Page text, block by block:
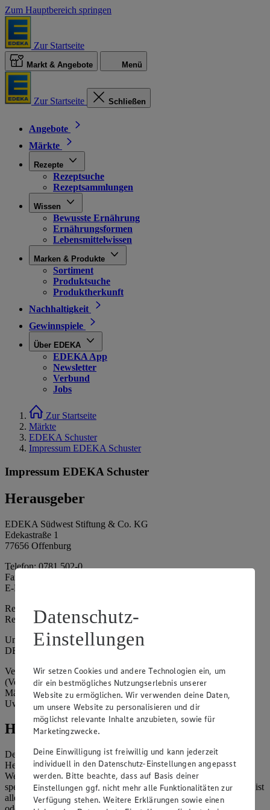
Zum Hauptbereich springen
Zur Startseite
Markt & Angebote Menü
Zur Startseite Schließen
Angebote
Märkte
Rezepte
Rezeptsuche
Rezeptsammlungen
Wissen
Bewusste Ernährung
Ernährungsformen
Lebensmittelwissen
Marken & Produkte
Sortiment
Produktsuche
Produktherkunft
Nachhaltigkeit
Gewinnspiele
Über EDEKA
EDEKA App
Newsletter
Verbund
Jobs
Zur Startseite
Märkte
EDEKA Schuster
Impressum EDEKA Schuster
Impressum EDEKA Schuster
Herausgeber
EDEKA Südwest Stiftung & Co. KG
Edekastraße 1
77656 Offenburg
Telefon: 0781 502-0
Fax: 0781 502-6180
E-Mail: kundenservice@edeka-suedwest.de
Registergericht: Amtsgericht Freiburg i.B.
Registernummer: HRA 707629
Umsatzsteuer-Identifikationsnummer gem. § 27a UStG:
DE815916131
Vertretungsberechtigte: Rainer Huber (Sprecher)
(Vorstandsmitglied), Klaus Fickert (Vorstandsmitglied), Jürgen
Mäder (Vorstandsmitglied), Patrick Mogck (Vorstandsmitglied),
Uwe Kohler
Hinweise
Der Inhalt dieser Website ist urheberrechtlich geschützt. Der
Herausgeber gewährt Ihnen jedoch das Recht, den auf dieser
Website bereitgestellten Text ganz oder ausschnittsweise zu
speichern und zu vervielfältigen. Aus Gründen des Urheberrechts ist
allerdings die Speicherung und Vervielfältigung von Bildmaterial
Datenschutz-
Einstellungen
Wir setzen Cookies und andere Technologien ein, um
dir ein bestmögliches Nutzungserlebnis unserer
Website zu ermöglichen. Wir verwenden deine Daten,
um unsere Website zu personalisieren und dir
möglichst relevante Inhalte anzubieten, sowie für
Marketingzwecke.
Deine Einwilligung ist freiwillig und kann jederzeit
individuell in den Datenschutz-Einstellungen angepasst
werden. Bitte beachte, dass auf Basis deiner
Einstellungen ggf. nicht mehr alle Funktionalitäten zur
Verfügung stehen. Weitere Erklärungen sowie einen